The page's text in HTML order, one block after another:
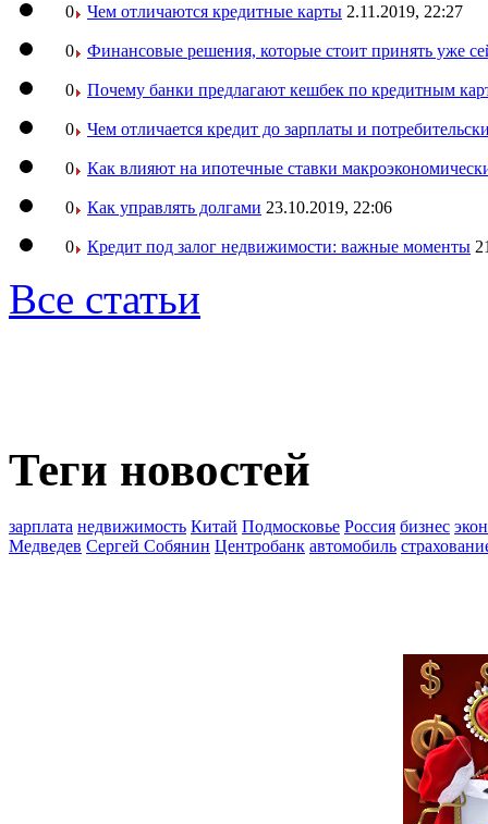
0 Чем отличаются кредитные карты 2.11.2019, 22:27
0 Финансовые решения, которые стоит принять уже
0 Почему банки предлагают кешбек по кредитным
0 Чем отличается кредит до зарплаты и
0 Как влияют на ипотечные ставки
0 Как управлять долгами 23.10.2019, 22:06
0 Кредит под залог недвижимости: важные моменты
Все статьи
Теги новостей
зарплата недвижимость Китай Подмосковье Россия бизнес
Медведев Сергей Собянин Центробанк автомобиль